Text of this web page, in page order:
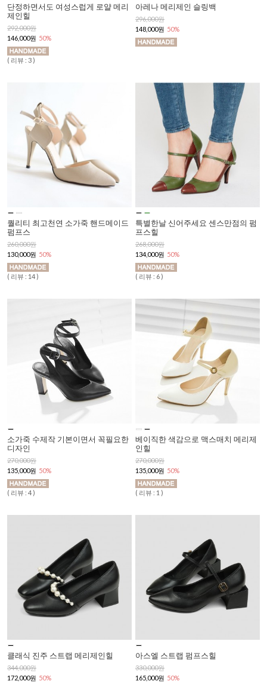
단정하면서도 여성스럽게 로얄 메리
제인힐
292,000원
146,000원 50%
( 리뷰 : 3 )
아레나 메리제인 슬링백
296,000원
148,000원 50%
퀄리티 최고천연 소가죽 핸드메이드
펌프스
260,000원
130,000원 50%
( 리뷰 : 14 )
특별한날 신어주세요 센스만점의 펌
프스힐
268,000원
134,000원 50%
( 리뷰 : 6 )
소가죽 수제작 기본이면서 꼭필요한
디자인
270,000원
135,000원 50%
( 리뷰 : 4 )
베이직한 색감으로 맥스매치 메리제
인힐
270,000원
135,000원 50%
( 리뷰 : 1 )
클래식 진주 스트랩 메리제인힐
344,000원
172,000원 50%
아스엘 스트랩 펌프스힐
330,000원
165,000원 50%